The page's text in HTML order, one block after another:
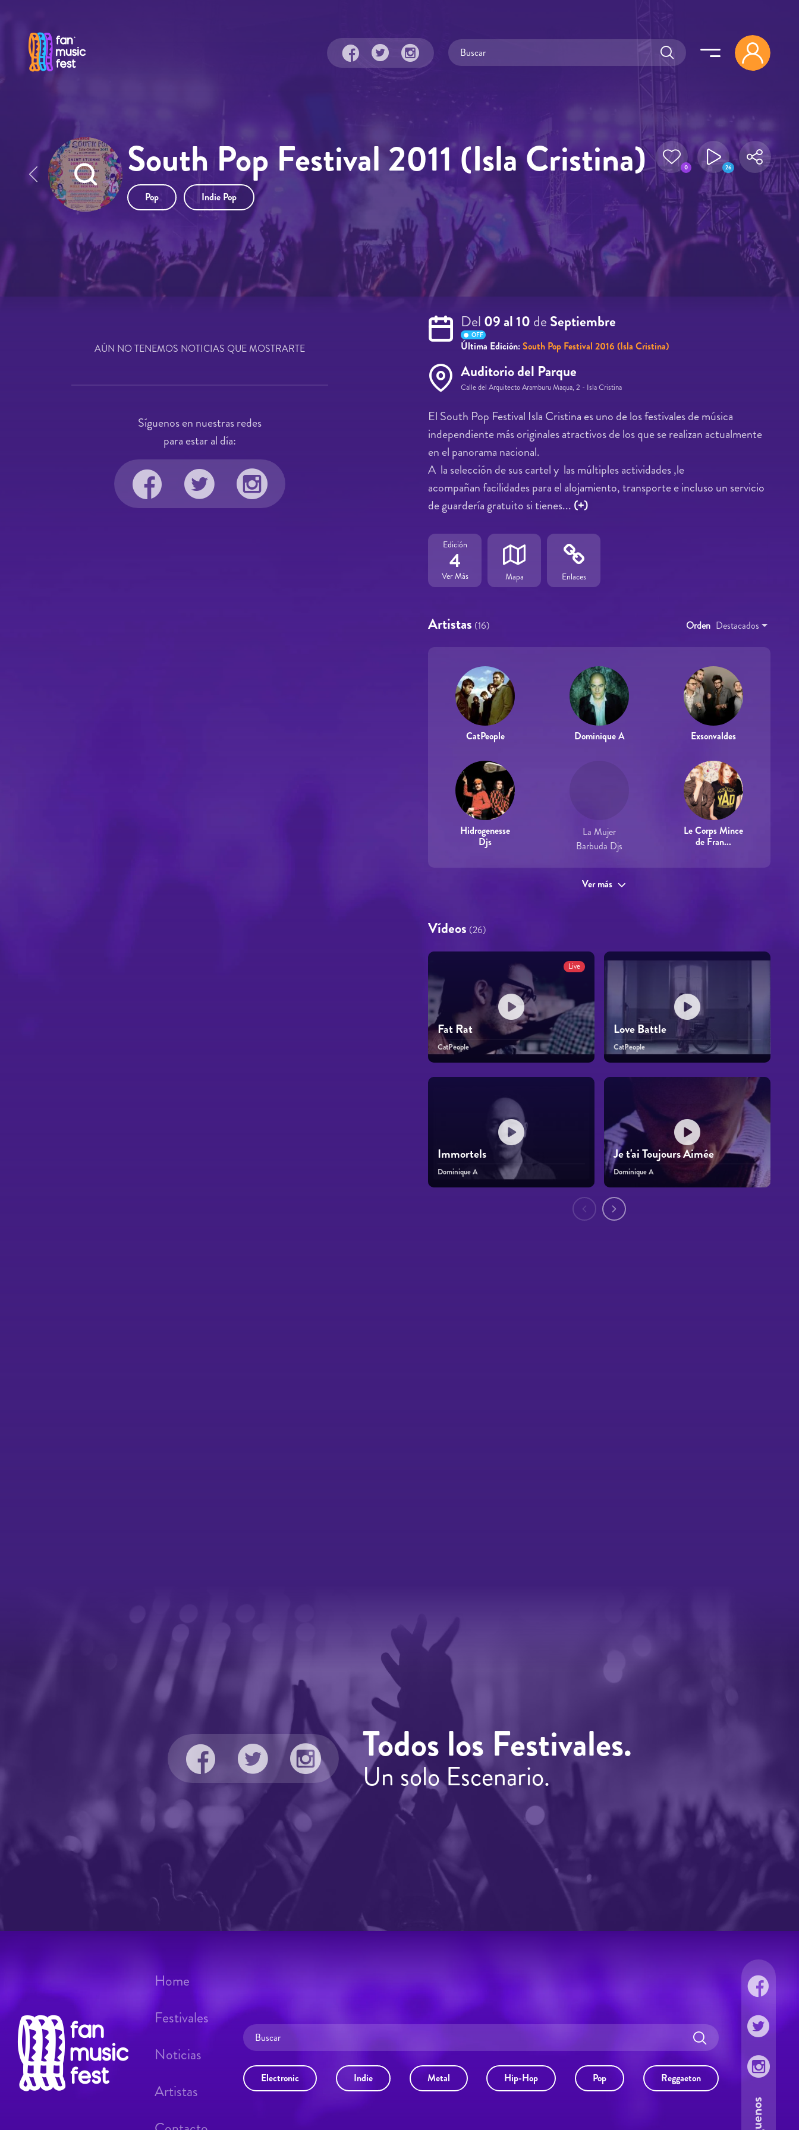
South Pop Festival 2011 (Isla Cristina) 0 26
Pop Indie Pop
Del 09 al 10 de Septiembre
OFF
Última Edición:South Pop Festival 2016 (Isla Cristina)
Auditorio del Parque
Calle del Arquitecto Aramburu Maqua, 2 - Isla Cristina
El South Pop Festival Isla Cristina es uno de los festivales de música
independiente más originales atractivos de los que se realizan actualmente
en el panorama nacional.
A la selección de sus cartel y las múltiples actividades ,le
acompañan facilidades para el alojamiento, transporte e incluso un servicio
de guardería gratuito si tienes... (+)
Edición
4
Ver Más Mapa Enlaces
Artistas (16) Orden Destacados
CatPeople Dominique A Exsonvaldes
Hidrogenesse
Djs
La Mujer
Barbuda Djs
Le Corps Mince
de Fran...
Ver más
Vídeos (26)
Live
Fat Rat
CatPeople
Love Battle
CatPeople
Immortels
Dominique A
Je t'ai Toujours Aimée
Dominique A
AÚN NO TENEMOS NOTICIAS QUE MOSTRARTE
Síguenos en nuestras redes
para estar al día:
Todos los Festivales.
Un solo Escenario.
Electronic Indie Metal Hip-Hop Pop Reggaeton
Home
Festivales
Noticias
Artistas